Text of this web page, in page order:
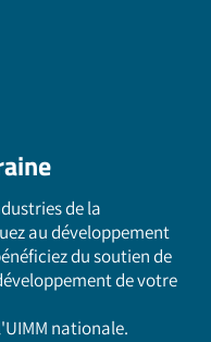
de la
au développement
du soutien de
de votre
nationale.